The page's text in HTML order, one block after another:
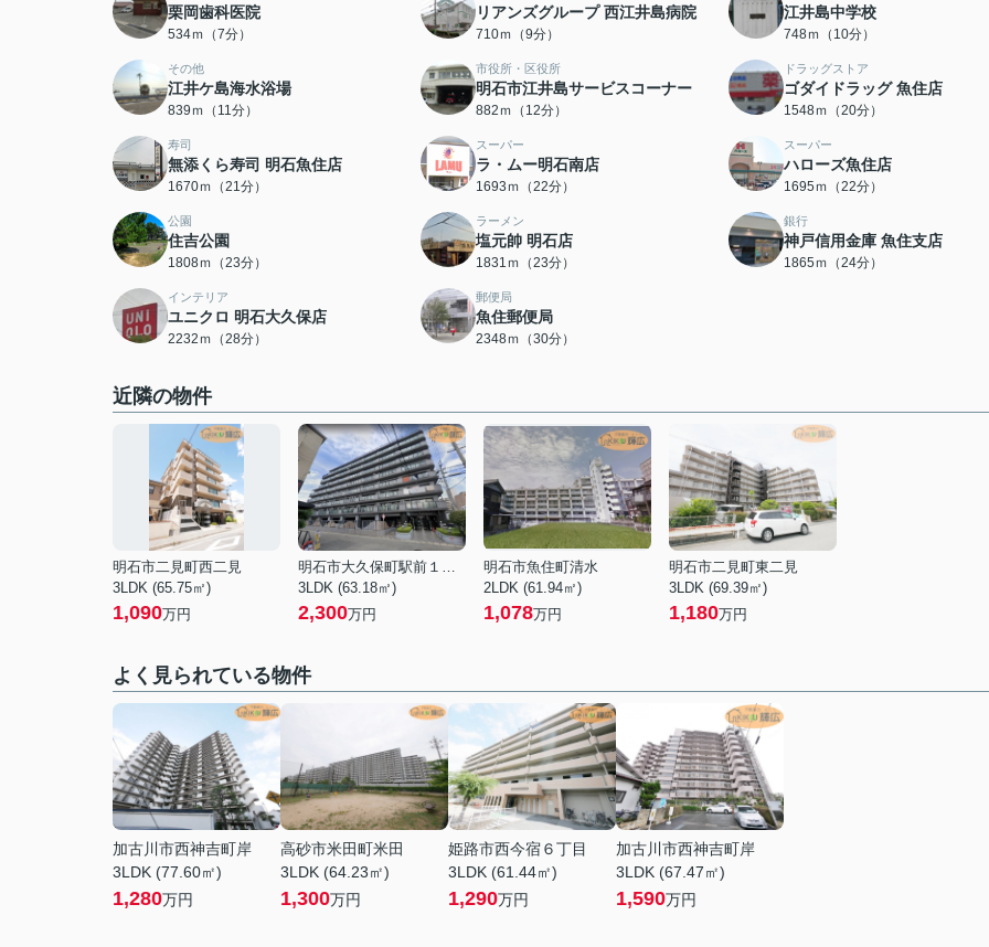
栗岡歯科医院
534ｍ（7分）
リアンズグループ 西江井島病院
710ｍ（9分）
江井島中学校
748ｍ（10分）
その他
江井ケ島海水浴場
839ｍ（11分）
市役所・区役所
明石市江井島サービスコーナー
882ｍ（12分）
ドラッグストア
ゴダイドラッグ 魚住店
1548ｍ（20分）
寿司
無添くら寿司 明石魚住店
1670ｍ（21分）
スーパー
ラ・ムー明石南店
1693ｍ（22分）
スーパー
ハローズ魚住店
1695ｍ（22分）
公園
住吉公園
1808ｍ（23分）
ラーメン
塩元帥 明石店
1831ｍ（23分）
銀行
神戸信用金庫 魚住支店
1865ｍ（24分）
インテリア
ユニクロ 明石大久保店
2232ｍ（28分）
郵便局
魚住郵便局
2348ｍ（30分）
近隣の物件
明石市二見町西二見
3LDK (65.75㎡)
1,090万円
明石市大久保町駅前１丁目
3LDK (63.18㎡)
2,300万円
明石市魚住町清水
2LDK (61.94㎡)
1,078万円
明石市二見町東二見
3LDK (69.39㎡)
1,180万円
よく見られている物件
加古川市西神吉町岸
3LDK (77.60㎡)
1,280万円
高砂市米田町米田
3LDK (64.23㎡)
1,300万円
姫路市西今宿６丁目
3LDK (61.44㎡)
1,290万円
加古川市西神吉町岸
3LDK (67.47㎡)
1,590万円